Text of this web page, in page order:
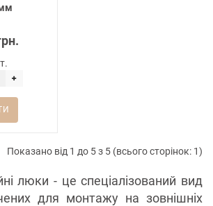
Показано від 1 до 5 з 5 (всього сторінок: 1)
люки - це спеціалізований вид
для монтажу на зовнішніх